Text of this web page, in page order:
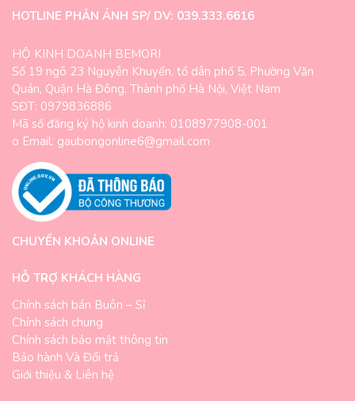
HOTLINE PHẢN ÁNH SP/ DV: 039.333.6616
HỘ KINH DOANH BEMORI
Số 19 ngõ 23 Nguyễn Khuyến, tổ dân phố 5, Phường Văn
Quán, Quận Hà Đông, Thành phố Hà Nội, Việt Nam
SĐT: 0979836886
Mã số đăng ký hộ kinh doanh: 0108977908-001
o Email: gaubongonline6@gmail.com
CHUYỂN KHOẢN ONLINE
HỖ TRỢ KHÁCH HÀNG
Chính sách bán Buôn – Sỉ
Chính sách chung
Chính sách bảo mật thông tin
Bảo hành Và Đổi trả
Giới thiệu & Liên hệ